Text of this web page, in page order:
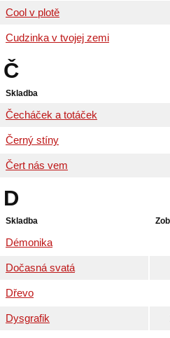
Cool v plotě
Cudzinka v tvojej zemi
Č
Skladba
Čecháček a totáček
Černý stíny
Čert nás vem
D
Skladba
Démonika
Dočasná svatá
Dřevo
Dysgrafik